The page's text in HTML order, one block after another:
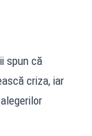
spun că
criza, iar